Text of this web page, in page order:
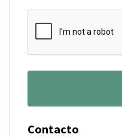
Contacto